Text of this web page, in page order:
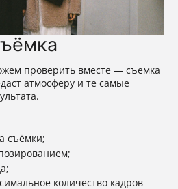
проверить вместе — съемка
атмосферу и те самые
съёмки;
количество кадров